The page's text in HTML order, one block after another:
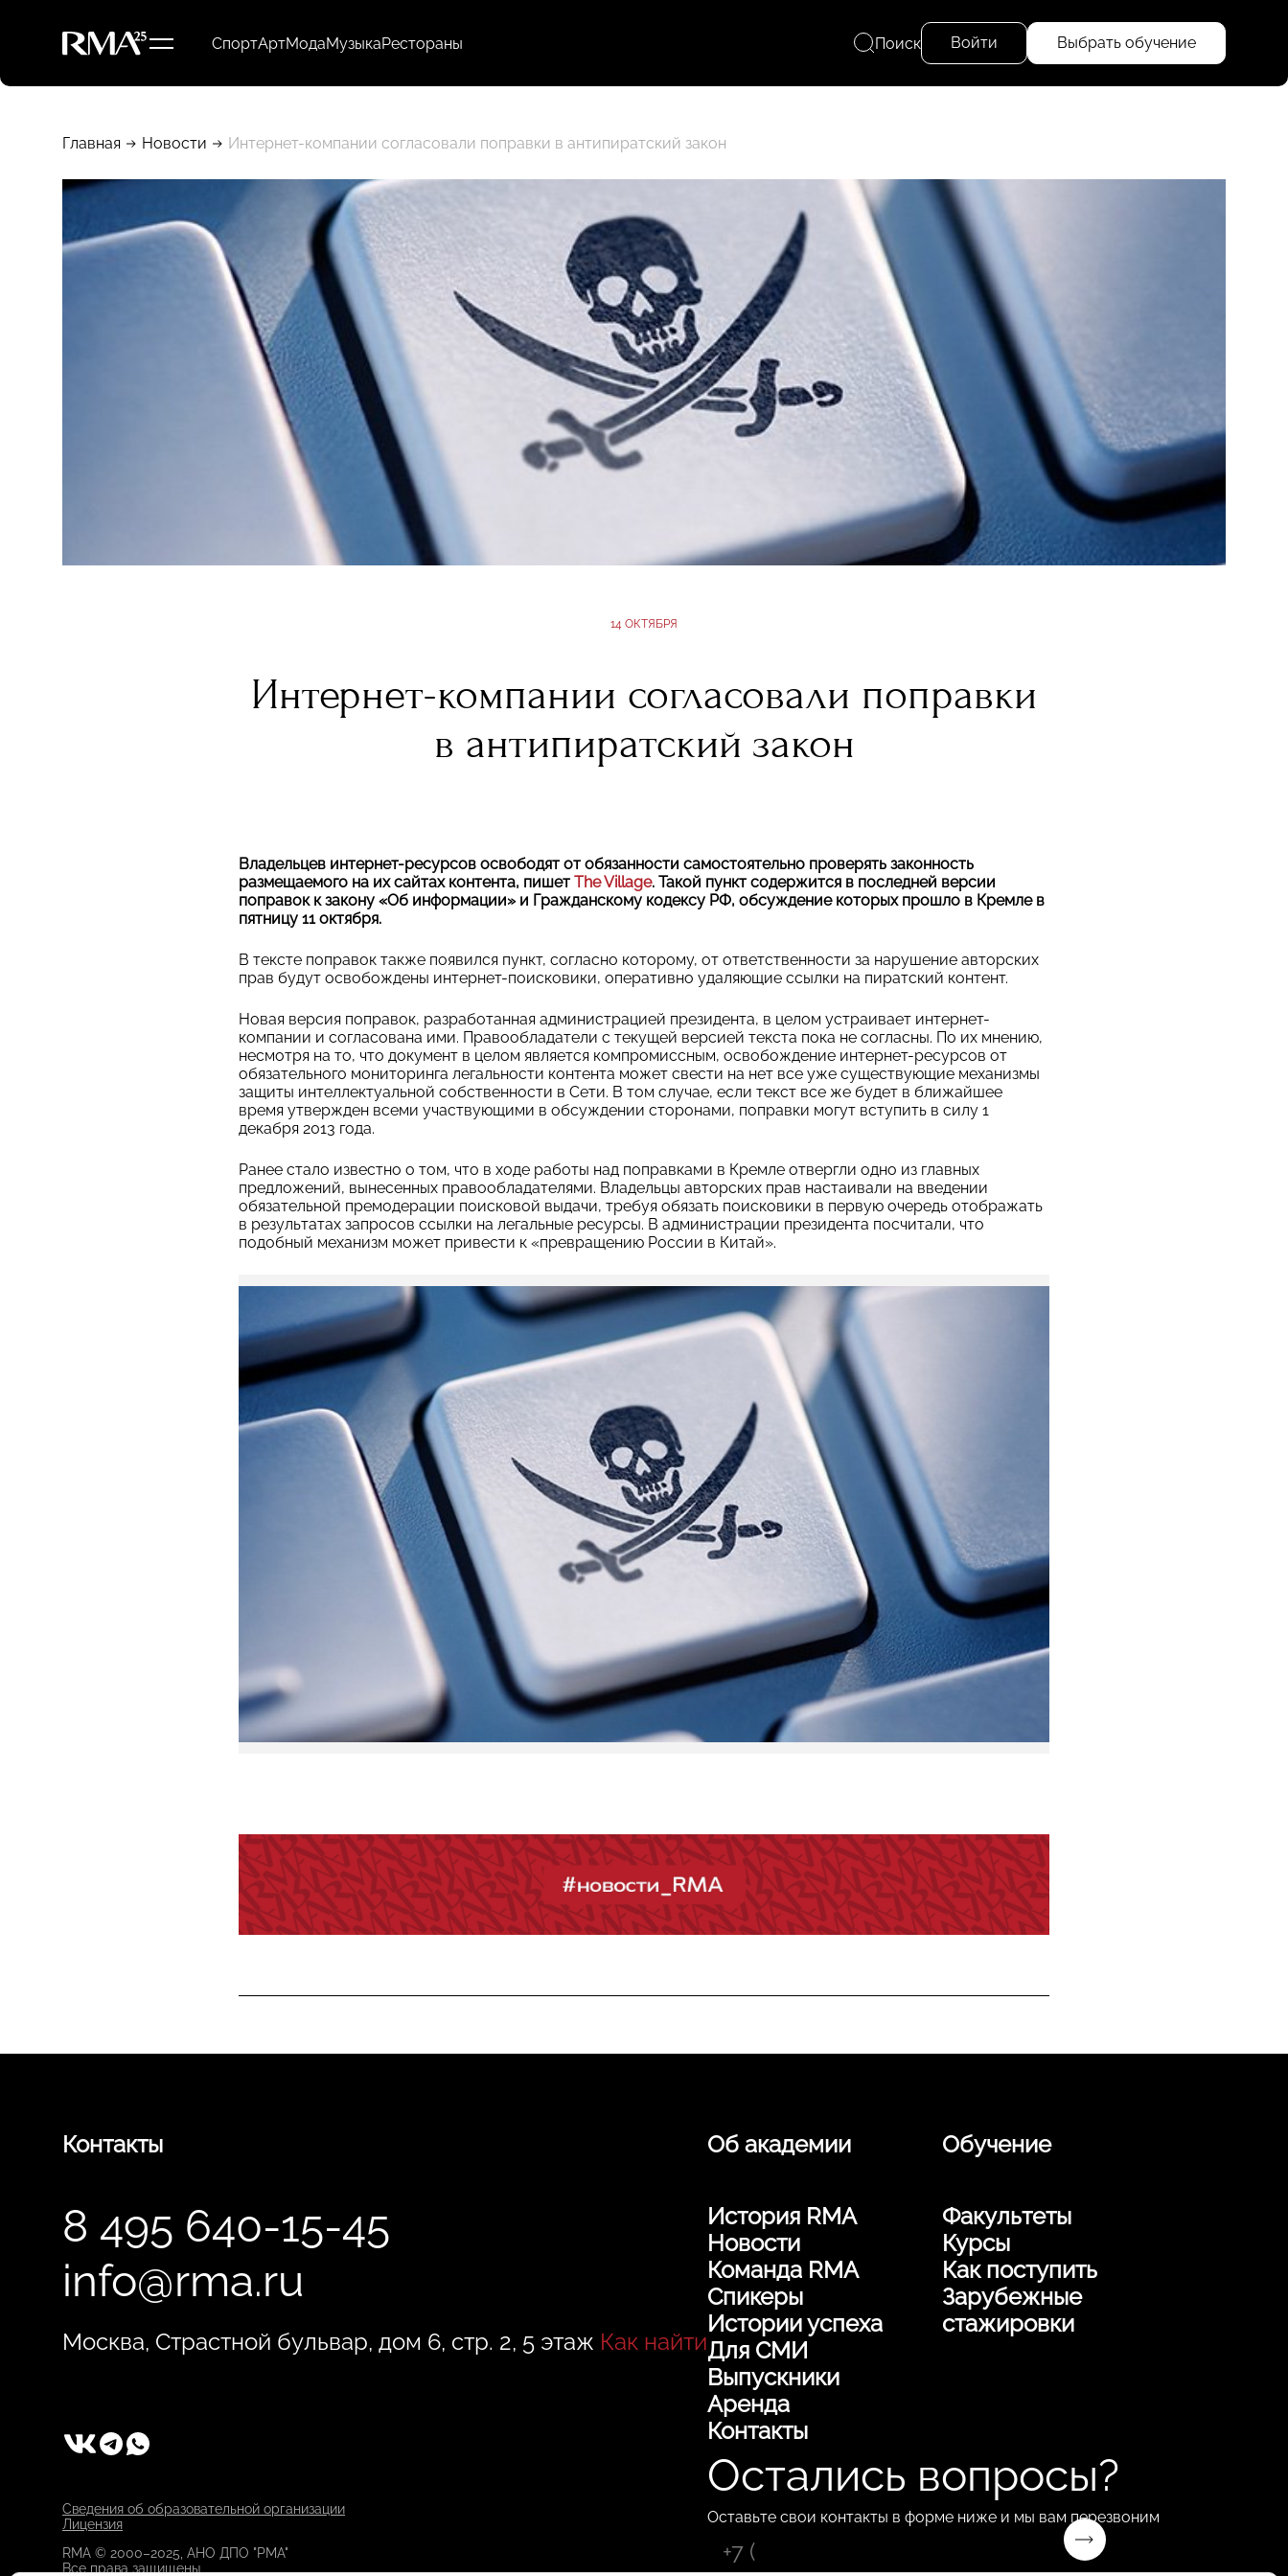
СпортАртМодаМузыкаРестораны Поиск Войти Выбрать обучение
Главная Новости Интернет-компании согласовали поправки в антипиратский закон
14 ОКТЯБРЯ
Интернет-компании согласовали поправки
в антипиратский закон
Владельцев интернет-ресурсов освободят от обязанности самостоятельно проверять законность
размещаемого на их сайтах контента, пишет The Village. Такой пункт содержится в последней версии
поправок к закону «Об информации» и Гражданскому кодексу РФ, обсуждение которых прошло в Кремле в
пятницу 11 октября.
В тексте поправок также появился пункт, согласно которому, от ответственности за нарушение авторских
прав будут освобождены интернет-поисковики, оперативно удаляющие ссылки на пиратский контент.
Новая версия поправок, разработанная администрацией президента, в целом устраивает интернет-
компании и согласована ими. Правообладатели с текущей версией текста пока не согласны. По их мнению,
несмотря на то, что документ в целом является компромиссным, освобождение интернет-ресурсов от
обязательного мониторинга легальности контента может свести на нет все уже существующие механизмы
защиты интеллектуальной собственности в Сети. В том случае, если текст все же будет в ближайшее
время утвержден всеми участвующими в обсуждении сторонами, поправки могут вступить в силу 1
декабря 2013 года.
Ранее стало известно о том, что в ходе работы над поправками в Кремле отвергли одно из главных
предложений, вынесенных правообладателями. Владельцы авторских прав настаивали на введении
обязательной премодерации поисковой выдачи, требуя обязать поисковики в первую очередь отображать
в результатах запросов ссылки на легальные ресурсы. В администрации президента посчитали, что
подобный механизм может привести к «превращению России в Китай».
Контакты
8 495 640-15-45
info@rma.ru
Москва, Страстной бульвар, дом 6, стр. 2, 5 этаж Как найти
Сведения об образовательной организации
Лицензия
RMA © 2000–2025, АНО ДПО "РМА"
Все права защищены
Обучение
Факультеты
Курсы
Как поступить
Зарубежные
стажировки
Об академии
История RMA
Новости
Команда RMA
Спикеры
Истории успеха
Для СМИ
Выпускники
Аренда
Контакты
Остались вопросы?
Оставьте свои контакты в форме ниже и мы вам перезвоним